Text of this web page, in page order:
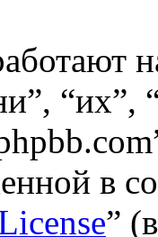
“их”,
в
”